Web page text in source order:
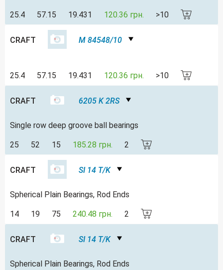
25.4 57.15 19.431 120.36 грн. >10
CRAFT M 84548/10
25.4 57.15 19.431 120.36 грн. >10
CRAFT 6205 K 2RS
Single row deep groove ball bearings
25 52 15 185.28 грн. 2
CRAFT SI 14 T/K
Spherical Plain Bearings, Rod Ends
14 19 75 240.48 грн. 2
CRAFT SI 14 T/K
Spherical Plain Bearings, Rod Ends